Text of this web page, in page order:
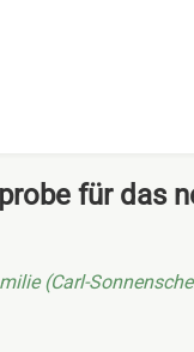
für das
(Carl-